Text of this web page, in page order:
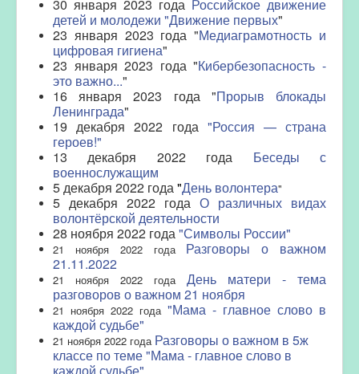
30 января 2023 года Российское движение
детей и молодежи "Движение первых"
23 января 2023 года "Медиаграмотность и
цифровая гигиена"
23 января 2023 года "Кибербезопасность -
это важно..."
16 января 2023 года "Прорыв блокады
Ленинграда"
19декабря2022 года "Россия — страна
героев!"
13 декабря 2022 года Беседы с
военнослужащим
5 декабря 2022 года"День волонтера"
5 декабря 2022 года О различных видах
волонтёрской деятельности
28 ноября 2022 года"Символы России"
21 ноября 2022 годаРазговоры о важном
21.11.2022
21 ноября 2022 года
День матери - тема
разговоров о важном 21 ноября
21 ноября 2022 года "Мама - главное слово в
каждой судьбе"
21 ноября 2022 года Разговоры о важном в 5ж
классе по теме "Мама - главное слово в
каждой судьбе"